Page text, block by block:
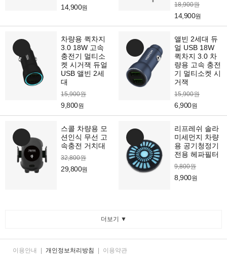
14,900원 18,900원
14,900원
차량용 퀵차지
3.0 18W 고속
충전기 멀티소
켓 시거잭 듀얼
USB 앨빈 2세
대
15,900원
9,800원
앨빈 2세대 듀
얼 USB 18W
퀵차지 3.0 차
량용 고속 충전
기 멀티소켓 시
거잭
15,900원
6,900원
스콜 차량용 모
션인식 무선 고
속충전 거치대
32,800원
29,800원
리프레쉬 솔라
미세먼지 차량
용 공기청정기
전용 헤파필터
9,800원
8,900원
더보기 ▼
이용안내 개인정보처리방침 이용약관